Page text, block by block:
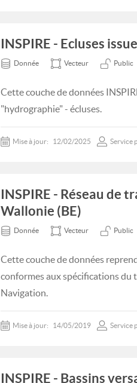
INSPIRE - Ecluses
Donnée Vecteur Public
Cette couche de données
"hydrographie" - écluses.
Mise à jour: 12/02/2025 Service
INSPIRE - Réseau de
Wallonie (BE)
Donnée Vecteur Public
Cette couche de données
conformes aux spécifications du
Navigation.
Mise à jour: 14/05/2019 Service
INSPIRE - Bassins